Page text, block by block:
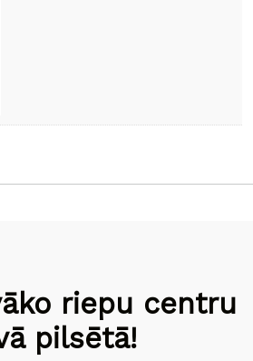
riepu centru
pilsētā!